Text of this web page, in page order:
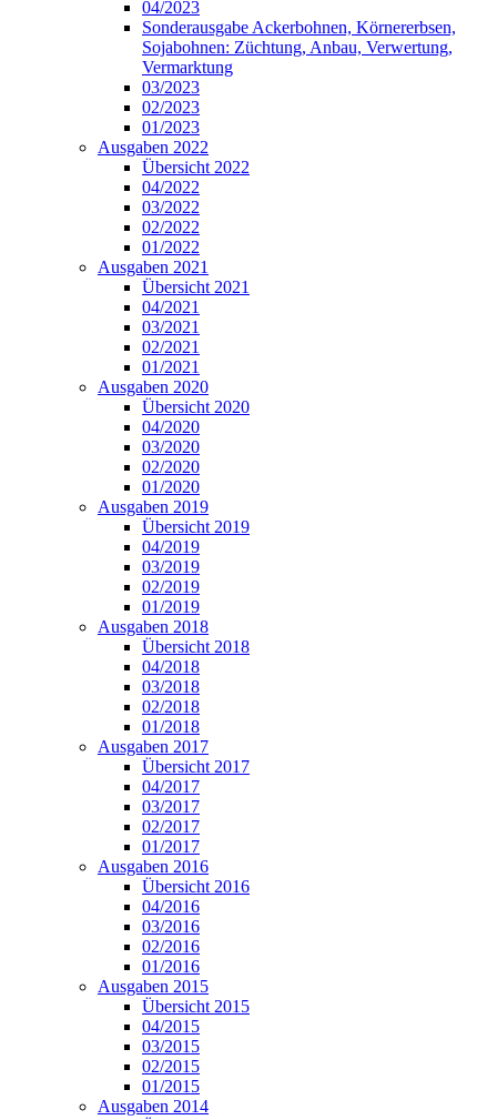
04/2023
Sonderausgabe Ackerbohnen, Körnererbsen,
Sojabohnen: Züchtung, Anbau, Verwertung,
Vermarktung
03/2023
02/2023
01/2023
Ausgaben 2022
Übersicht 2022
04/2022
03/2022
02/2022
01/2022
Ausgaben 2021
Übersicht 2021
04/2021
03/2021
02/2021
01/2021
Ausgaben 2020
Übersicht 2020
04/2020
03/2020
02/2020
01/2020
Ausgaben 2019
Übersicht 2019
04/2019
03/2019
02/2019
01/2019
Ausgaben 2018
Übersicht 2018
04/2018
03/2018
02/2018
01/2018
Ausgaben 2017
Übersicht 2017
04/2017
03/2017
02/2017
01/2017
Ausgaben 2016
Übersicht 2016
04/2016
03/2016
02/2016
01/2016
Ausgaben 2015
Übersicht 2015
04/2015
03/2015
02/2015
01/2015
Ausgaben 2014